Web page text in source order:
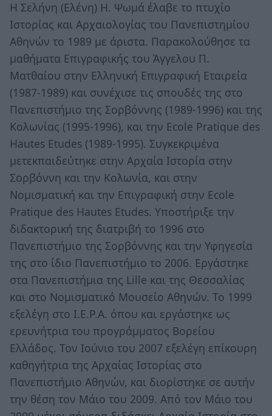
Η Σελήνη (Ελένη) Η. Ψωμά έλαβε το πτυχίο
Ιστορίας και Αρχαιολογίας του Πανεπιστημίου
Αθηνών το 1989 με άριστα. Παρακολούθησε τα
μαθήματα Επιγραφικής του Άγγελου Π.
Ματθαίου στην Ελληνική Επιγραφική Εταιρεία
(1987-1989) και συνέχισε τις σπουδές της στο
Πανεπιστήμιο της Σορβόννης (1989-1996) και της
Κολωνίας (1995-1996), και την Ecole Pratique des
Hautes Etudes (1989-1995). Συγκεκριμένα
μετεκπαιδεύτηκε στην Αρχαία Ιστορία στην
Σορβόννη και την Κολωνία, και στην
Νομισματική και την Επιγραφική στην Ecole
Pratique des Hautes Etudes. Υποστήριξε την
διδακτορική της διατριβή το 1996 στο
Πανεπιστήμιο της Σορβόννης και την Υφηγεσία
της στο ίδιο Πανεπιστήμιο το 2006. Εργάστηκε
στα Πανεπιστήμια της Lille και της Θεσσαλίας
και στο Νομισματικό Μουσείο Αθηνών. Το 1999
εξελέγη στο Ι.Ε.Ρ.Α. όπου και εργάστηκε ως
ερευνήτρια του προγράμματος Βορείου
Ελλάδος. Toν Ιούνιο του 2007 εξελέγη επίκουρη
καθηγήτρια της Αρχαίας Ιστορίας στο
Πανεπιστήμιο Αθηνών, και διορίστηκε σε αυτήν
την θέση τον Μάιο του 2009. Από τον Μάιο του